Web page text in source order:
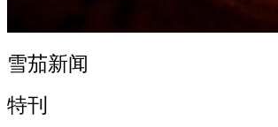
雪茄新闻
特刊